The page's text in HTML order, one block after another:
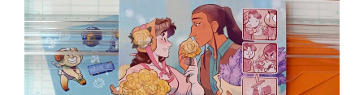
mockups,
guiones
y
extras»